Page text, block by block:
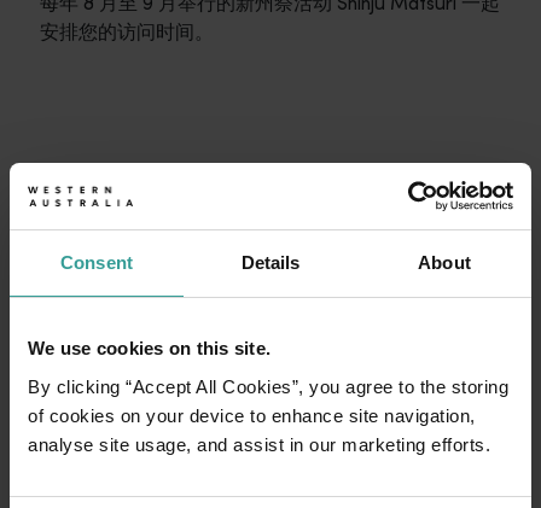
Consent Details About
We use cookies on this site.
By clicking “Accept All Cookies”, you agree to the storing
of cookies on your device to enhance site navigation,
analyse site usage, and assist in our marketing efforts.
安排您的访问时间。
旅游小贴士
<p>前往西澳州旅行？这里有一份实用的旅行提示清单，确保
行程规划工具
无论您想领略标志性的旅游目的地、令人难忘的自驾之旅，还
开始规划